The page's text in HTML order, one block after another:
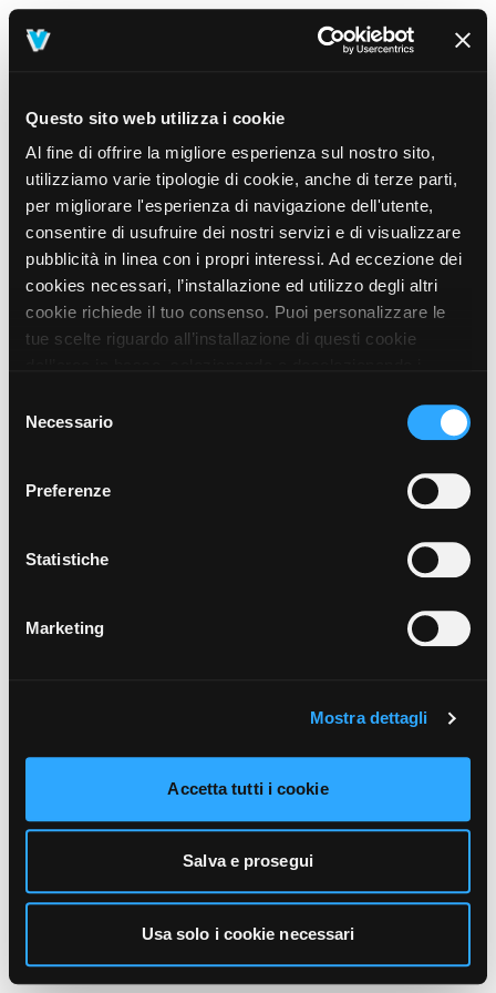
Questo sito web utilizza i cookie
Al fine di offrire la migliore esperienza sul nostro sito,
utilizziamo varie tipologie di cookie, anche di terze parti,
per migliorare l'esperienza di navigazione dell'utente,
consentire di usufruire dei nostri servizi e di visualizzare
pubblicità in linea con i propri interessi. Ad eccezione dei
cookies necessari, l’installazione ed utilizzo degli altri
cookie richiede il tuo consenso. Puoi personalizzare le
tue scelte riguardo all’installazione di questi cookie
prosegui” o decidere di accettare tutti i cookie, cliccando
sul pulsante “Accetta tutti i cookie”. Cliccando sul tasto
unicamente i cookie necessari alla navigazione. Per
funzionamento, puoi prendere visione dell’informativa
cliccando qui.
delNecessario
Preferenze
Statistiche
Marketing
Mostra dettagli
Accetta tutti i cookie
Salva e prosegui
Usa solo i cookie necessari
404